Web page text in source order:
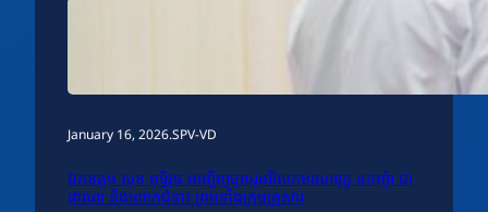
January 16, 2026.SPV-VD
ឯកឧត្តម សុខ ពុទ្ធិវុធ អញ្ជើញចូលរួមរំលែកមរណទុក្ខ ឧកញ៉ា ជា
ដាណា និងលោកជំទាវ ព្រមទាំងក្រុមគ្រួសារ